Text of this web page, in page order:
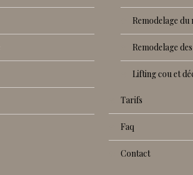
remodelage du
remodelage
lifting cou et
tarifs
faq
contact